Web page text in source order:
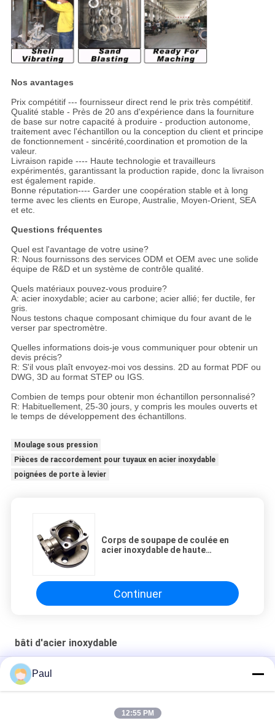
Nos avantages
Prix compétitif --- fournisseur direct rend le prix très compétitif.
Qualité stable - Près de 20 ans d'expérience dans la fourniture
de base sur notre capacité à produire - production autonome,
traitement avec l'échantillon ou la conception du client et principe
de fonctionnement - sincérité,coordination et promotion de la
valeur.
Livraison rapide ---- Haute technologie et travailleurs
expérimentés, garantissant la production rapide, donc la livraison
est également rapide.
Bonne réputation---- Garder une coopération stable et à long
terme avec les clients en Europe, Australie, Moyen-Orient, SEA
et etc.
Questions fréquentes
Quel est l'avantage de votre usine?
R: Nous fournissons des services ODM et OEM avec une solide
équipe de R&D et un système de contrôle qualité.
Quels matériaux pouvez-vous produire?
A: acier inoxydable; acier au carbone; acier allié; fer ductile, fer
gris.
Nous testons chaque composant chimique du four avant de le
verser par spectromètre.
Quelles informations dois-je vous communiquer pour obtenir un
devis précis?
R: S'il vous plaît envoyez-moi vos dessins. 2D au format PDF ou
DWG, 3D au format STEP ou IGS.
Combien de temps pour obtenir mon échantillon personnalisé?
R: Habituellement, 25-30 jours, y compris les moules ouverts et
le temps de développement des échantillons.
Moulage sous pression
Pièces de raccordement pour tuyaux en acier inoxydable
poignées de porte à levier
Corps de soupape de coulée en
acier inoxydable de haute
Continuer
bâti d'acier inoxydable
Fonderie de précision sur mesure en acier inoxydable 304 316
par moulage à la cire perdue pour vente en gros
Paul
12:55 PM